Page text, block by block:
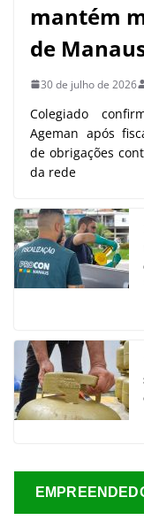
mantém
de
30 de julho de 2026
Colegiado
Ageman após
de obrigações
da rede